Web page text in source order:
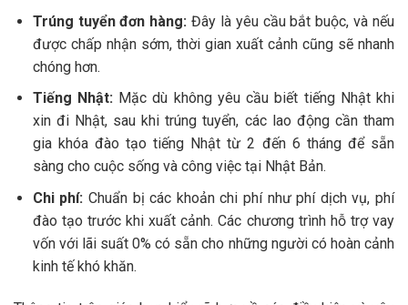
Trúng tuyển đơn hàng: Đây là yêu cầu bắt buộc, và nếu
được chấp nhận sớm, thời gian xuất cảnh cũng sẽ nhanh
chóng hơn.
Tiếng Nhật: Mặc dù không yêu cầu biết tiếng Nhật khi
xin đi Nhật, sau khi trúng tuyển, các lao động cần tham
gia khóa đào tạo tiếng Nhật từ 2 đến 6 tháng để sẵn
sàng cho cuộc sống và công việc tại Nhật Bản.
Chi phí: Chuẩn bị các khoản chi phí như phí dịch vụ, phí
đào tạo trước khi xuất cảnh. Các chương trình hỗ trợ vay
vốn với lãi suất 0% có sẵn cho những người có hoàn cảnh
kinh tế khó khăn.